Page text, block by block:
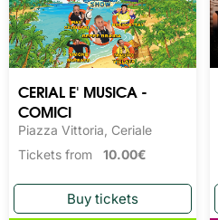
CERIAL E' MUSICA -
COMICI
Piazza Vittoria, Ceriale
Tickets from 10.00€